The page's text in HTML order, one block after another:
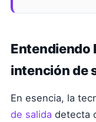
Entendiendo
intención de
En esencia, la
de salida detecta